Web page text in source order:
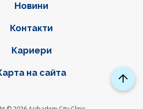
Новини
Контакти
Кариери
на сайта